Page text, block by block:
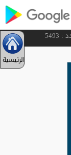
الرئيسية